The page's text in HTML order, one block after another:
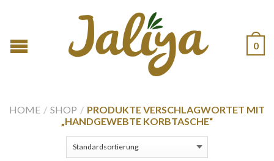
0
HOME / SHOP / PRODUKTE VERSCHLAGWORTET MIT
„HANDGEWEBTE KORBTASCHE“